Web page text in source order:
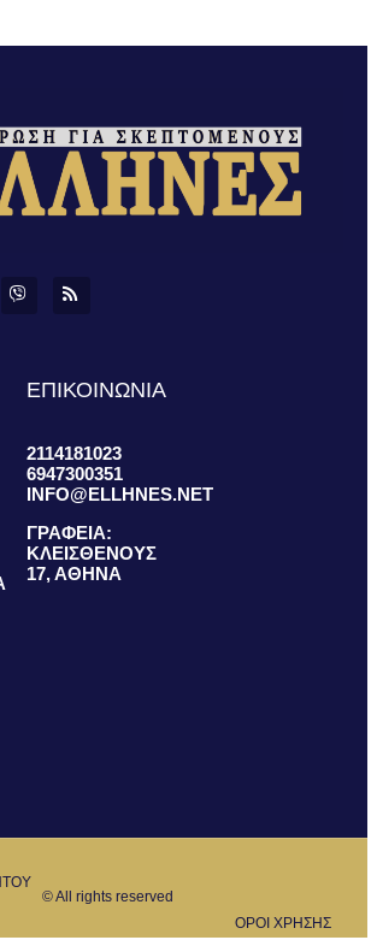
ΕΠΙΚΟΙΝΩΝΙΑ
2114181023
6947300351
INFO@ELLHNES.NET
ΓΡΑΦΕΙΑ:
ΚΛΕΙΣΘΕΝΟΥΣ
17, ΑΘΗΝΑ
© All rights reserved
ΟΡΟΙ ΧΡΗΣΗΣ